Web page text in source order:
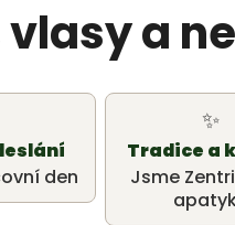
a
den
✨
Tradice a
Jsme